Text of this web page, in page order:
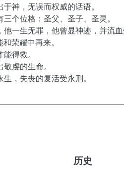
神，无误而权威的话语。
个位格：圣父、圣子、圣灵。
一生无罪，他曾显神迹，并流
荣耀中再来。
得救。
虔的生命。
，失丧的复活受永刑。
历史